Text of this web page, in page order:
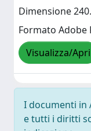
Dimensione
Formato Adobe
Visualizza/Apri
I documenti in
e tutti i diritti